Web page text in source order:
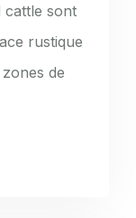
cattle sont
rustique
de